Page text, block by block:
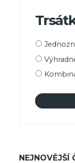
Možnosti
NEJNOVĚJŠÍ